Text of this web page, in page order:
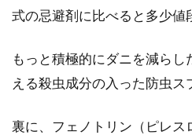
式の忌避剤に比べると多少値
もっと積極的にダニを減ら
える殺虫成分の入った防虫ス
裏に、フェノトリン（ピレス